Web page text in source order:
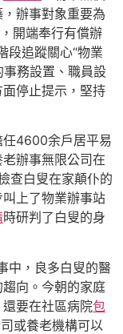
辦事對象重要為
開端奉行有償辦
段追蹤關心“物業
務設置、職員設
停止提示，堅持
4600余戶居平易
辦事無限公司在
查白叟在家顛仆的
上了物業辦事站
時研判了白叟的身
中，良多白叟的醫
向。今朝的家庭
要在社區病院包
或養老機構可以